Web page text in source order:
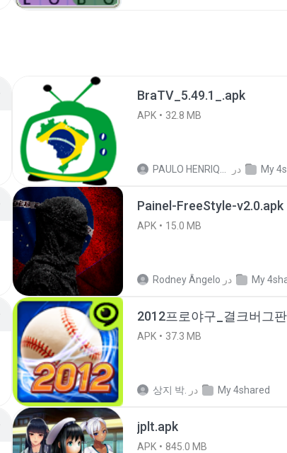
BraTV_5.49.1_.apk
APK 32.8 MB
در My
Painel-FreeStyle-v2.0.apk
APK 15.0 MB
Rodney Ângelo در My
2012프로야구_결크버그
APK 37.3 MB
상지 박. در My 4shared
jplt.apk
APK 845.0 MB